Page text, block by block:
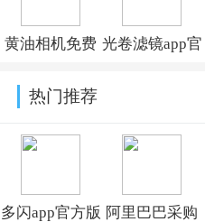
黄油相机免费 光卷滤镜app官
热门推荐
多闪app官方版 阿里巴巴采购